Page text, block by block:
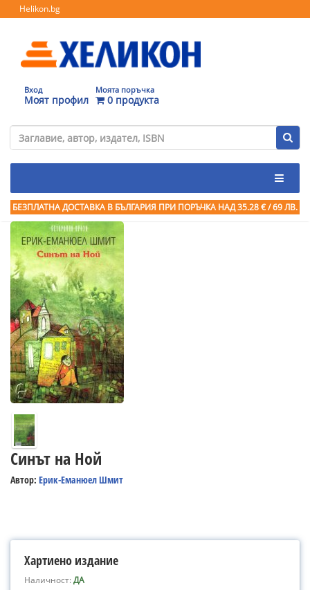
Helikon.bg
Вход
Моят профил
Моята поръчка
0 продукта
БЕЗПЛАТНА ДОСТАВКА В БЪЛГАРИЯ ПРИ ПОРЪЧКА НАД 35.28 € / 69 ЛВ.
Синът на Ной
Автор: Ерик-Еманюел Шмит
Хартиено издание
Наличност:ДА